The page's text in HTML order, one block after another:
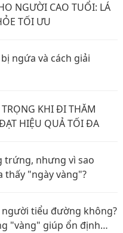
NGƯỜI CAO TUỔI: LÁ
TỐI ƯU
ngứa và cách giải
KHI ĐI THĂM
HIỆU QUẢ TỐI ĐA
trứng, nhưng vì sao
thấy "ngày vàng"?
tiểu đường không?
"vàng" giúp ổn định